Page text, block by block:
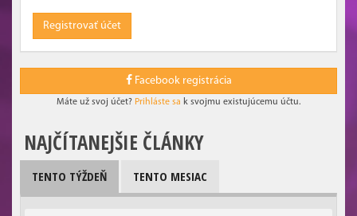
Facebook registrácia
Máte už svoj účet? Prihláste sa k svojmu existujúcemu účtu.
NAJČÍTANEJŠIE ČLÁNKY
TENTO TÝŽDEŇ TENTO MESIAC